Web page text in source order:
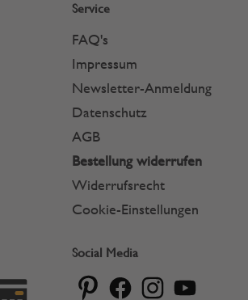
Service
FAQ's
Impressum
Newsletter-Anmeldung
Datenschutz
AGB
Bestellung widerrufen
Widerrufsrecht
Cookie-Einstellungen
Social Media